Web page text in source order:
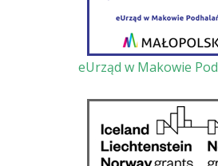
eUrząd w Makowie